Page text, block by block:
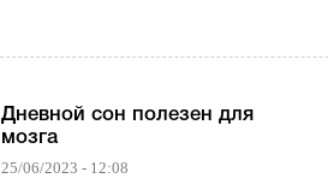
Дневной сон полезен для
мозга
25/06/2023 - 12:08